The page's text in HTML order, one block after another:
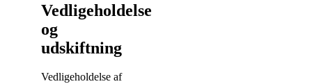
Vedligeholdelse
og
udskiftning
Vedligeholdelse af